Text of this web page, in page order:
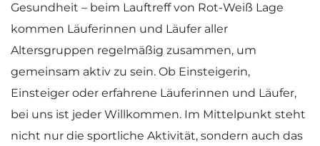
Gesundheit – beim Lauftreff von Rot-Weiß Lage
kommen Läuferinnen und Läufer aller
Altersgruppen regelmäßig zusammen, um
gemeinsam aktiv zu sein. Ob Einsteigerin,
Einsteiger oder erfahrene Läuferinnen und Läufer,
bei uns ist jeder Willkommen. Im Mittelpunkt steht
nicht nur die sportliche Aktivität, sondern auch das